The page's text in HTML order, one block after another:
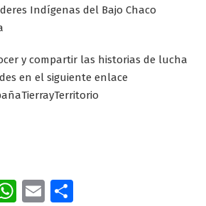
Indígenas del Bajo Chaco
y compartir las historias de lucha
en el siguiente enlace
WhatsApp
Email